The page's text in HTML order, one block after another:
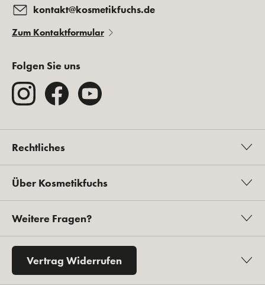
kontakt@kosmetikfuchs.de
Zum Kontaktformular
Folgen Sie uns
Rechtliches
Über Kosmetikfuchs
Weitere Fragen?
Vertrag Widerrufen